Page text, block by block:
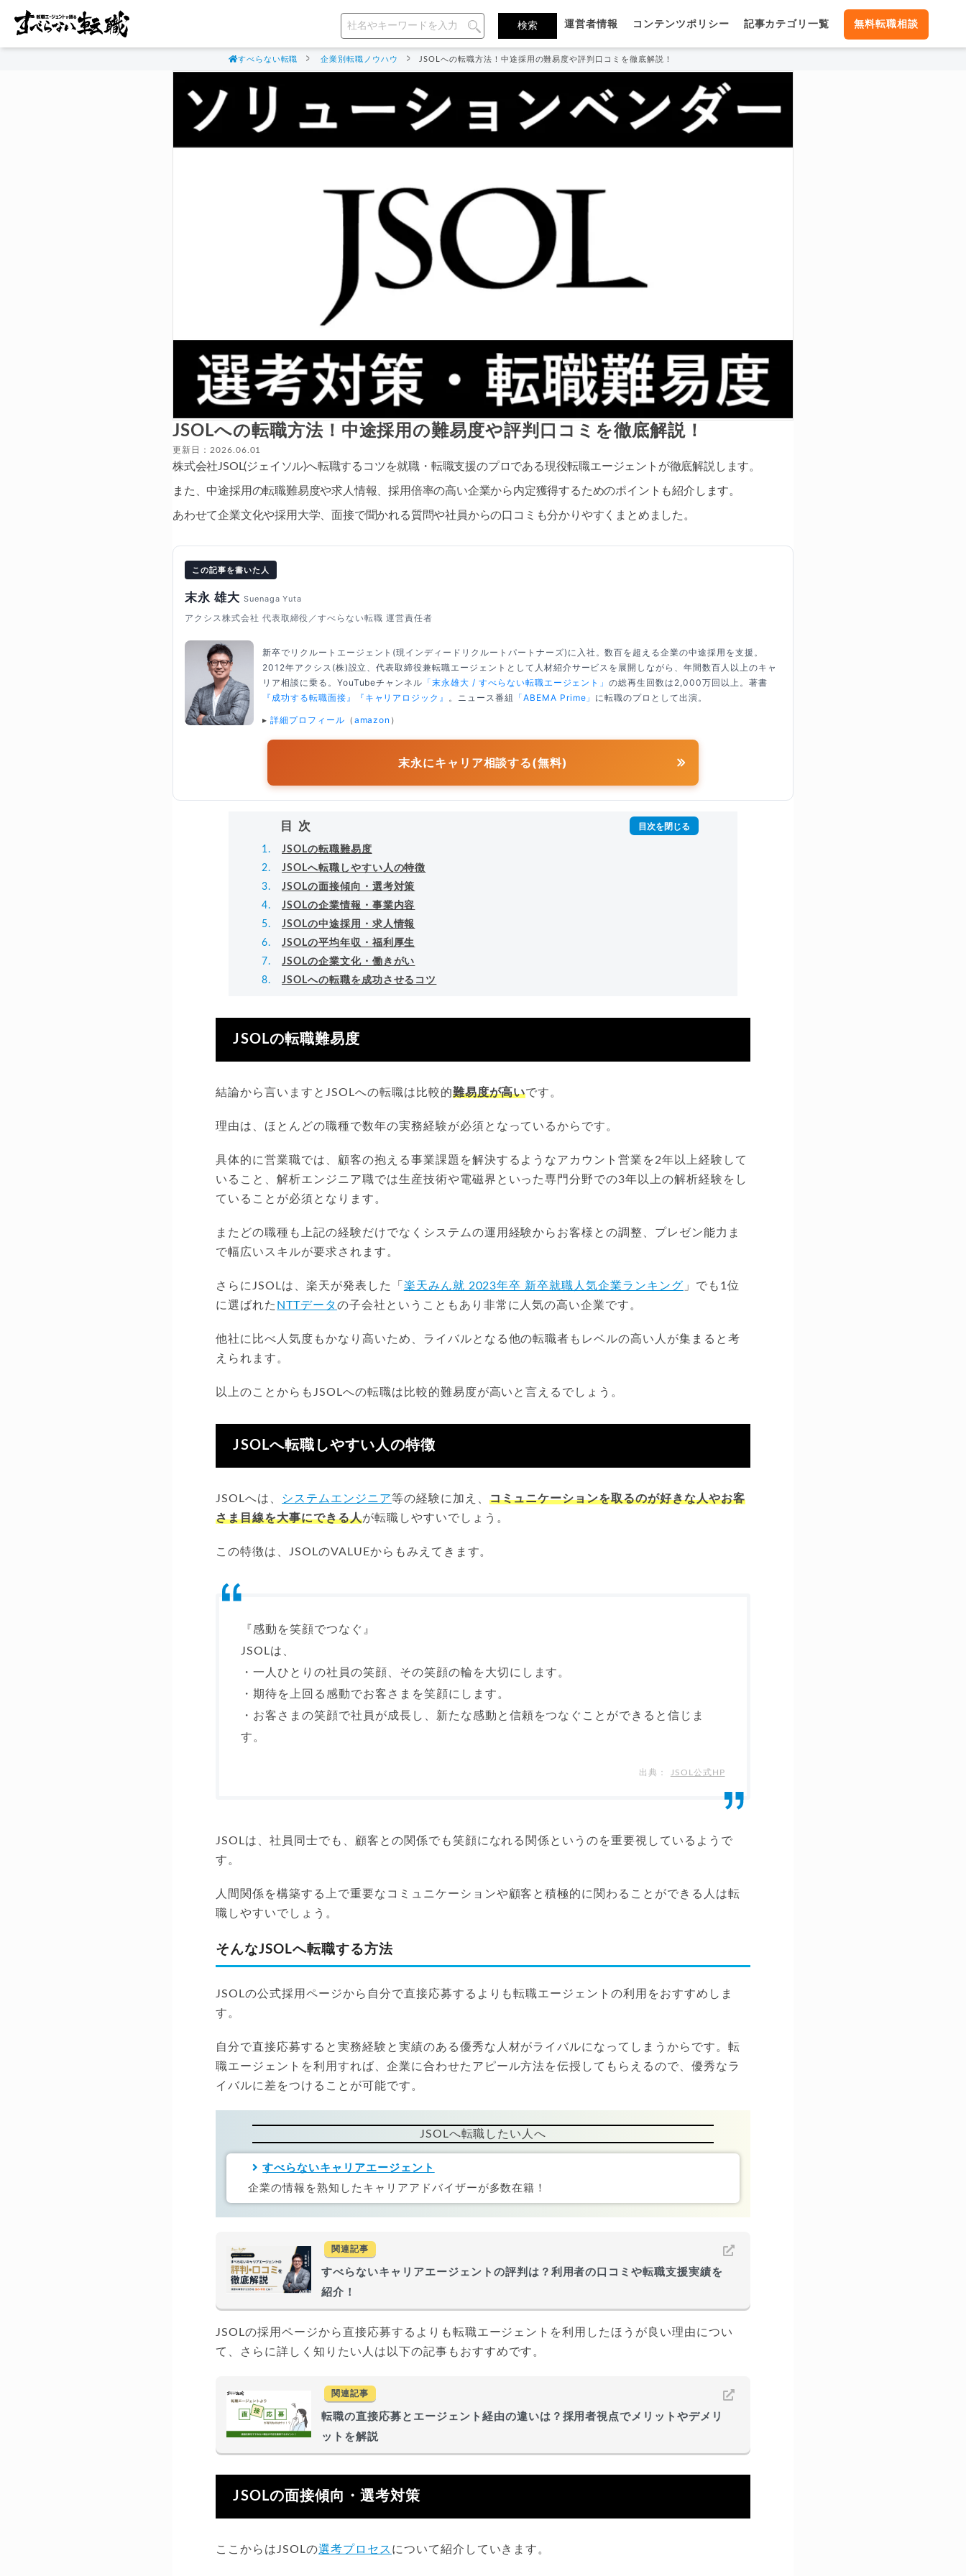
運営者情報 コンテンツポリシー 記事カテゴリ一覧 無料転職相談
すべらない転職 企業別転職ノウハウ JSOLへの転職方法！中途採用の難易度や評判口コミを徹底解説！
JSOLへの転職方法！中途採用の難易度や評判口コミを徹底解説！
更新日：2026.06.01
株式会社JSOL(ジェイソル)へ転職するコツを就職・転職支援のプロである現役転職エージェントが徹底解説します。
また、中途採用の転職難易度や求人情報、採用倍率の高い企業から内定獲得するためのポイントも紹介します。
あわせて企業文化や採用大学、面接で聞かれる質問や社員からの口コミも分かりやすくまとめました。
この記事を書いた人
末永 雄大 Suenaga Yuta
アクシス株式会社 代表取締役／すべらない転職 運営責任者
新卒でリクルートエージェント(現インディードリクルートパートナーズ)に入社。数百を超える企業の中途採用を支援。
2012年アクシス(株)設立、代表取締役兼転職エージェントとして人材紹介サービスを展開しながら、年間数百人以上のキャ
リア相談に乗る。YouTubeチャンネル 「末永雄大 / すべらない転職エージェント」の総再生回数は2,000万回以上。著書
『成功する転職面接』
『キャリアロジック』 。ニュース番組 「ABEMA Prime」 に転職のプロとして出演。
▸ 詳細プロフィール （ amazon ）
末永にキャリア相談する(無料)
目次
JSOLの転職難易度
JSOLへ転職しやすい人の特徴
JSOLの面接傾向・選考対策
JSOLの企業情報・事業内容
JSOLの中途採用・求人情報
JSOLの平均年収・福利厚生
JSOLの企業文化・働きがい
JSOLへの転職を成功させるコツ
JSOLの転職難易度
結論から言いますとJSOLへの転職は比較的難易度が高いです。
理由は、ほとんどの職種で数年の実務経験が必須となっているからです。
具体的に営業職では、顧客の抱える事業課題を解決するようなアカウント営業を2年以上経験して
いること、解析エンジニア職では生産技術や電磁界といった専門分野での3年以上の解析経験をし
ていることが必須となります。
またどの職種も上記の経験だけでなくシステムの運用経験からお客様との調整、プレゼン能力ま
で幅広いスキルが要求されます。
さらにJSOLは、楽天が発表した「 楽天みん就 2023年卒 新卒就職人気企業ランキング 」でも1位
に選ばれた NTTデータの子会社ということもあり非常に人気の高い企業です。
他社に比べ人気度もかなり高いため、ライバルとなる他の転職者もレベルの高い人が集まると考
えられます。
以上のことからもJSOLへの転職は比較的難易度が高いと言えるでしょう。
JSOLへ転職しやすい人の特徴
JSOLへは、 システムエンジニア等の経験に加え、 コミュニケーションを取るのが好きな人やお客
さま目線を大事にできる人が転職しやすいでしょう。
この特徴は、JSOLのVALUEからもみえてきます。
『感動を笑顔でつなぐ』
JSOLは、
・一人ひとりの社員の笑顔、その笑顔の輪を大切にします。
・期待を上回る感動でお客さまを笑顔にします。
・お客さまの笑顔で社員が成長し、新たな感動と信頼をつなぐことができると信じま
す。
JSOL公式HP
JSOLは、社員同士でも、顧客との関係でも笑顔になれる関係というのを重要視しているようで
す。
人間関係を構築する上で重要なコミュニケーションや顧客と積極的に関わることができる人は転
職しやすいでしょう。
そんなJSOLへ転職する方法
JSOLの公式採用ページから自分で直接応募するよりも転職エージェントの利用をおすすめしま
す。
自分で直接応募すると実務経験と実績のある優秀な人材がライバルになってしまうからです。転
職エージェントを利用すれば、企業に合わせたアピール方法を伝授してもらえるので、優秀なラ
イバルに差をつけることが可能です。
JSOLへ転職したい人へ
すべらないキャリアエージェント
企業の情報を熟知したキャリアアドバイザーが多数在籍！
関連記事
すべらないキャリアエージェントの評判は？利用者の口コミや転職支援実績を
紹介！
JSOLの採用ページから直接応募するよりも転職エージェントを利用したほうが良い理由につい
て、さらに詳しく知りたい人は以下の記事もおすすめです。
関連記事
転職の直接応募とエージェント経由の違いは？採用者視点でメリットやデメリ
ットを解説
JSOLの面接傾向・選考対策
ここからはJSOLの選考プロセス について紹介していきます。